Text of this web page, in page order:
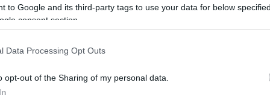
to Google and its third-party tags to use your data for below
consent section.
Data Processing Opt Outs
opt-out of the Sharing of my personal data.